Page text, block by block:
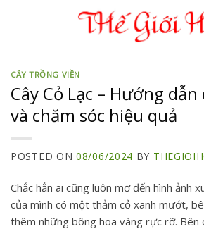
CÂY TRỒNG VIỀN
Cây Cỏ Lạc – Hướng
và chăm sóc hiệu quả
POSTED ON 08/06/2024 BY
Chắc hẳn ai cũng luôn mơ đến hình ảnh
của mình có một thảm cỏ xanh mướt,
thêm những bông hoa vàng rực rỡ. Bên